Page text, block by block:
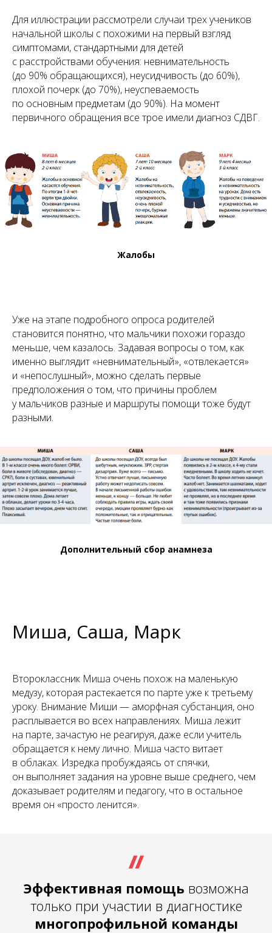
Для иллюстрации рассмотрели случаи трех учеников
начальной школы с похожими на первый взгляд
симптомами, стандартными для детей
с расстройствами обучения: невнимательность
(до 90% обращающихся), неусидчивость (до 60%),
плохой почерк (до 70%), неуспеваемость
по основным предметам (до 90%). На момент
первичного обращения все трое имели диагноз СДВГ.
Жалобы
Уже на этапе подробного опроса родителей
становится понятно, что мальчики похожи гораздо
меньше, чем казалось. Задавая вопросы о том, как
именно выглядит «невнимательный», «отвлекается»
и «непослушный», можно сделать первые
предположения о том, что причины проблем
у мальчиков разные и маршруты помощи тоже будут
разными.
Дополнительный сбор анамнеза
Миша, Саша, Марк
Второклассник Миша очень похож на маленькую
медузу, которая растекается по парте уже к третьему
уроку. Внимание Миши — аморфная субстанция, оно
расплывается во всех направлениях. Миша лежит
на парте, зачастую не реагируя, даже если учитель
обращается к нему лично. Миша часто витает
в облаках. Изредка пробуждаясь от спячки,
он выполняет задания на уровне выше среднего, чем
доказывает родителям и педагогу, что в остальное
время он «просто ленится».
Эффективная помощь возможна
только при участии в диагностике
многопрофильной команды